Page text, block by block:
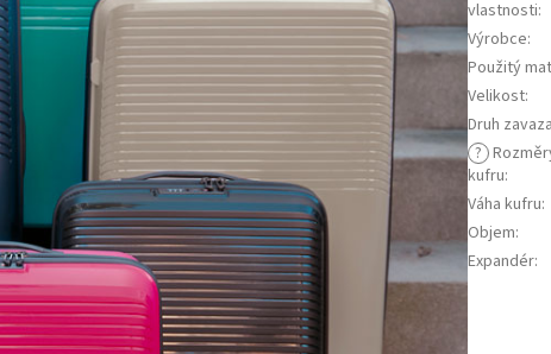
vlastnosti:
Výrobce:
Použitý
Velikost:
Druh
?
kufru:
Váha kufru:
Objem:
Expandér: